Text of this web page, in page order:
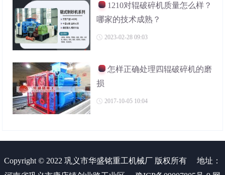
1210对辊破碎机质量怎么样？
哪家的技术成熟？
2023-02-28 09:03
怎样正确处理四辊破碎机的磨
损
2017-10-05 10:04
Copyright © 2022 巩义市华盛铭重工机械厂 版权所有
地址：